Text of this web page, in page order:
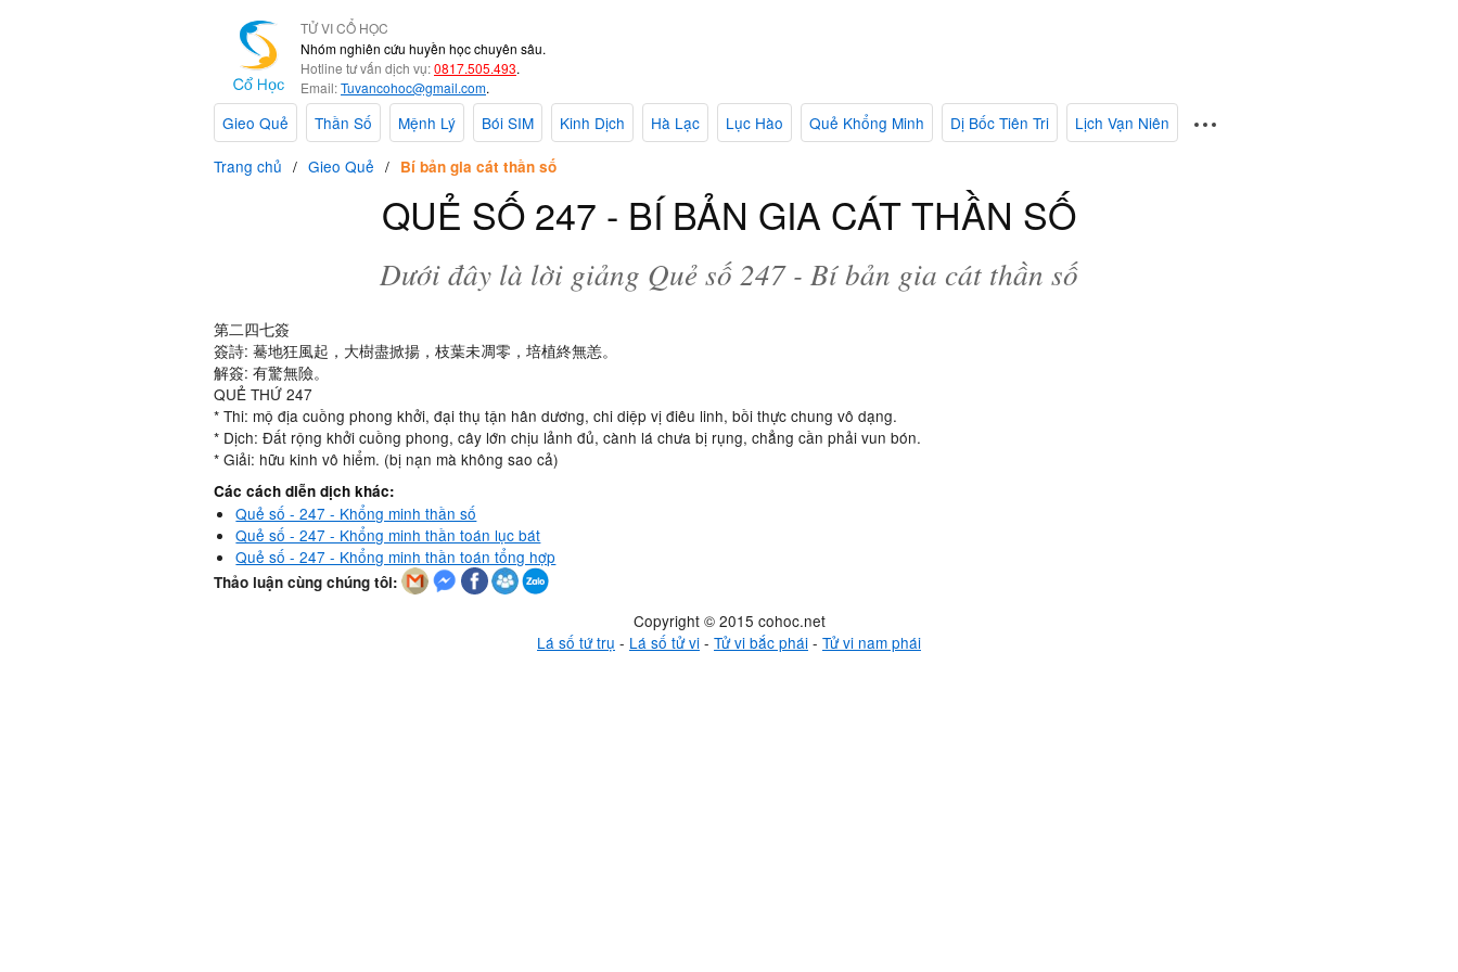
TỬ VI CỔ HỌC
Nhóm nghiên cứu huyền học chuyên sâu.
Hotline tư vấn dịch vụ:0817.505.493.
Email:Tuvancohoc@gmail.com.
Gieo Quẻ Thần Số Mệnh Lý Bói SIM Kinh Dịch Hà Lạc Lục Hào Quẻ Khổng Minh Dị Bốc Tiên Tri
Lịch Vạn Niên
Trang chủ
Gieo Quẻ Bí bản gia cát thần số
QUẺ SỐ 247 - BÍ BẢN GIA CÁT THẦN SỐ
Dưới đây là lời giảng Quẻ số 247 - Bí bản gia cát thần số
第二四七簽
簽詩: 驀地狂風起，大樹盡掀揚，枝葉未凋零，培植終無恙。
解簽: 有驚無險。
QUẺ THỨ 247
* Thi: mộ địa cuồng phong khởi, đại thụ tận hân dương, chi diệp vị điêu linh, bồi thực chung vô dạng.
* Dịch: Đất rộng khởi cuồng phong, cây lớn chịu lảnh đủ, cành lá chưa bị rụng, chẳng cần phải vun bón.
* Giải: hữu kinh vô hiểm. (bị nạn mà không sao cả)
Các cách diễn dịch khác:
Quẻ số - 247 - Khổng minh thần số
Quẻ số - 247 - Khổng minh thần toán lục bát
Quẻ số - 247 - Khổng minh thần toán tổng hợp
Thảo luận cùng chúng tôi:
Copyright © 2015 cohoc.net
Lá số tứ trụ - Lá số tử vi - Tử vi bắc phái - Tử vi nam phái